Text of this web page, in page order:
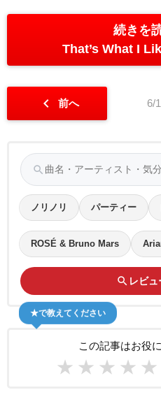
続きを
That’s What I
chevron_left 前へ 6/
search
ノリノリ パーティー
ROSÉ & Bruno Mars
search レビ
この記事はお役
★ ★ ★ ★ ★
★で教えてください